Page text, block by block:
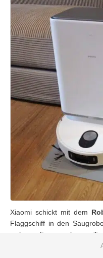
Xiaomi schickt mit dem
Flaggschiff in den
wahres Feuerwerk an
vielversprechende Technik